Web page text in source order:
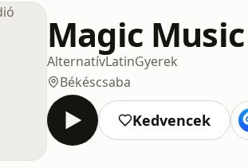
Magic
AlternatívLatinGyerek
Békéscsaba
Kedvencek